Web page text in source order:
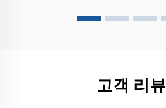
고객 리뷰